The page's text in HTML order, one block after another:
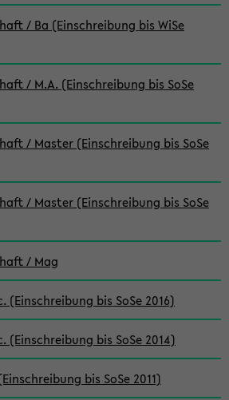
/ Ba (Einschreibung bis WiSe
/ M.A. (Einschreibung bis SoSe
/ Master (Einschreibung bis SoSe
/ Master (Einschreibung bis SoSe
/ Mag
(Einschreibung bis SoSe 2016)
(Einschreibung bis SoSe 2014)
bis SoSe 2011)